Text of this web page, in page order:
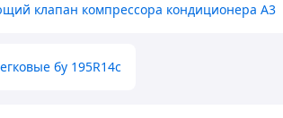
клапан компрессора кондиционера А3
бу 195R14c